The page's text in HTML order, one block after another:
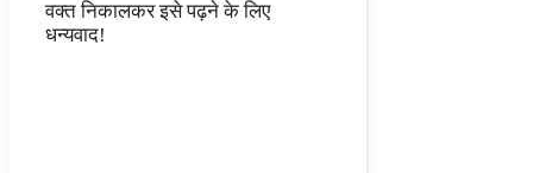
वक्त निकालकर इसे पढ़ने के लिए
धन्यवाद!